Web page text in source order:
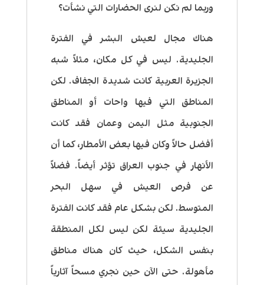
وربما لم نكن لنرى الحضارات التي نشأت؟
هناك مجال لعيش البشر في الفترة
الجليدية. ليس في كل مكان، مثلاً شبه
الجزيرة العربية كانت شديدة الجفاف. لكن
المناطق التي فيها واحات أو المناطق
الجنوبية مثل اليمن وعمان فقد كانت
أفضل حالاً وكان فيها بعض الأمطار، كما أن
الأنهار في جنوب العراق تؤثر أيضاً. فضلاً
عن فرص العيش في سهل البحر
المتوسط. لكن بشكل عام فقد كانت الفترة
الجليدية سيئة لكن ليس لكل المنطقة
بنفس الشكل، حيث كان هناك مناطق
مأهولة. حتى الآن حين نجري مسحاً آثارياً